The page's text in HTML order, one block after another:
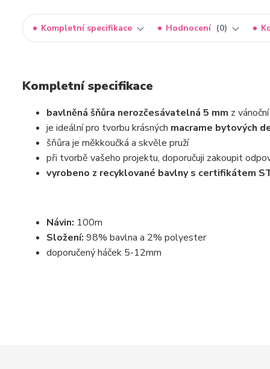
Kompletní specifikace Hodnocení 0
Kompletní specifikace
bavlněná šňůra nerozčesávatelná 5 mm z
je ideální pro tvorbu krásných macrame bytových
šňůra je měkkoučká a skvěle pruží
při tvorbě vašeho projektu, doporučuji zakoupit
vyrobeno z recyklované bavlny s certifikátem
Návin: 100m
Složení: 98% bavlna a 2% polyester
doporučený háček 5-12mm